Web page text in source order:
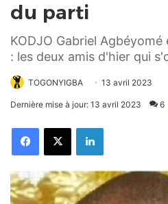
du parti
KODJO Gabriel
: les deux amis d'hier qui
TOGONYIGBA 13 avril 2023
Dernière mise à jour: 13 avril 2023 6
FacebookX Linkedin